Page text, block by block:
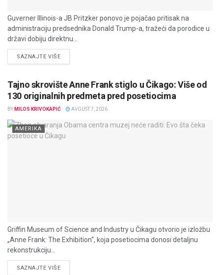
Guverner Illinois-a JB Pritzker ponovo je pojačao pritisak na
administraciju predsednika Donald Trump-a, tražeći da porodice u
državi dobiju direktnu...
SAZNAJTE VIŠEDETAILS
Tajno skrovište Anne Frank stiglo u Čikago: Više od
130 originalnih predmeta pred posetiocima
BY MILOS KRIVOKAPIĆ AVGUST 7, 2026
AMERIKA
Griffin Museum of Science and Industry u Čikagu otvorio je izložbu
„Anne Frank: The Exhibition“, koja posetiocima donosi detaljnu
rekonstrukciju...
SAZNAJTE VIŠEDETAILS